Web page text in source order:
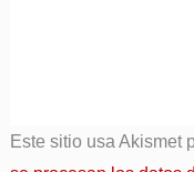
Este sitio usa Akismet